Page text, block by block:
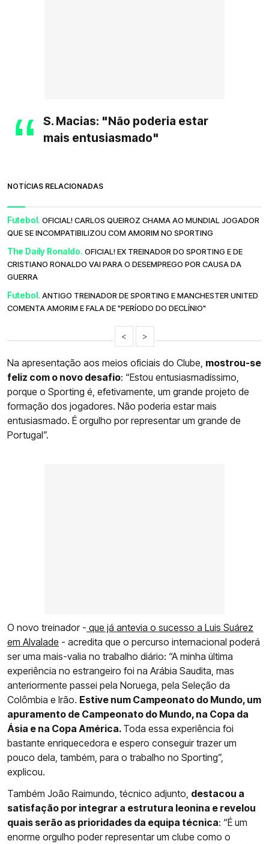
S. Macias: "Não poderia estar
mais entusiasmado"
NOTÍCIAS RELACIONADAS
Futebol. OFICIAL! CARLOS QUEIROZ CHAMA AO MUNDIAL JOGADOR
QUE SE INCOMPATIBILIZOU COM AMORIM NO SPORTING
The Daily Ronaldo. OFICIAL! EX TREINADOR DO SPORTING E DE
CRISTIANO RONALDO VAI PARA O DESEMPREGO POR CAUSA DA
GUERRA
Futebol. ANTIGO TREINADOR DE SPORTING E MANCHESTER UNITED
COMENTA AMORIM E FALA DE "PERÍODO DO DECLÍNIO"
< >
Na apresentação aos meios oficiais do Clube, mostrou-se
feliz com o novo desafio: “Estou entusiasmadíssimo,
porque o Sporting é, efetivamente, um grande projeto de
formação dos jogadores. Não poderia estar mais
entusiasmado. É orgulho por representar um grande de
Portugal”.
O novo treinador - que já antevia o sucesso a Luis Suárez
em Alvalade - acredita que o percurso internacional poderá
ser uma mais-valia no trabalho diário: “A minha última
experiência no estrangeiro foi na Arábia Saudita, mas
anteriormente passei pela Noruega, pela Seleção da
Colômbia e Irão. Estive num Campeonato do Mundo, um
apuramento de Campeonato do Mundo, na Copa da
Ásia e na Copa América. Toda essa experiência foi
bastante enriquecedora e espero conseguir trazer um
pouco dela, também, para o trabalho no Sporting”,
explicou.
Também João Raimundo, técnico adjunto, destacou a
satisfação por integrar a estrutura leonina e revelou
quais serão as prioridades da equipa técnica: “É um
enorme orgulho poder representar um clube como o